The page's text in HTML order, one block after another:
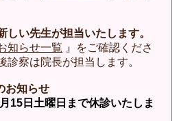
い先生が担当いたします。
知らせ一覧 』をご確認くださ
察は院長が担当します。
お知らせ
15日土曜日まで休診いたしま